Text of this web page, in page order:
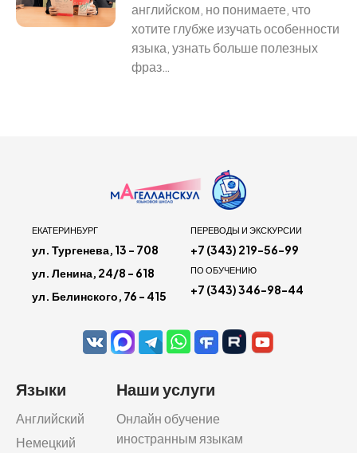
английском, но понимаете, что
хотите глубже изучать особенности
языка, узнать больше полезных
фраз…
ЕКАТЕРИНБУРГ
ул. Тургенева, 13 - 708
ул. Ленина, 24/8 - 618
ул. Белинского, 76 - 415
ПЕРЕВОДЫ И ЭКСКУРСИИ
+7 (343) 219-56-99
ПО ОБУЧЕНИЮ
+7 (343) 346-98-44
Языки
Английский
Немецкий
Наши услуги
Онлайн обучение
иностранным языкам